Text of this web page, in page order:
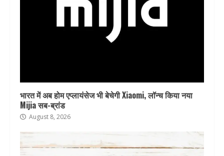
भारत में अब होम एप्लायंसेज भी बेचेगी Xiaomi, लॉन्च किया नया
Mijia सब-ब्रांड
August 8, 2026